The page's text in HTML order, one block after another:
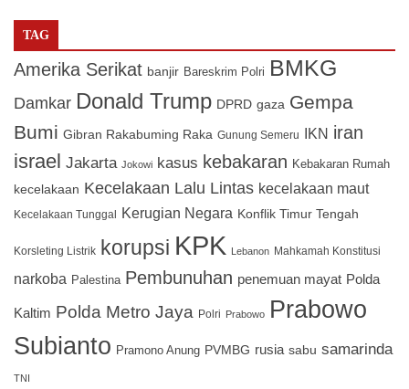
TAG
Amerika Serikat banjir Bareskrim Polri BMKG
Damkar Donald Trump DPRD gaza Gempa
Bumi Gibran Rakabuming Raka Gunung Semeru IKN iran
israel Jakarta Jokowi kasus kebakaran Kebakaran Rumah
kecelakaan Kecelakaan Lalu Lintas kecelakaan maut
Kecelakaan Tunggal Kerugian Negara Konflik Timur Tengah
Korsleting Listrik korupsi KPK Lebanon Mahkamah Konstitusi
narkoba Palestina Pembunuhan penemuan mayat Polda
Kaltim Polda Metro Jaya Polri Prabowo Prabowo
Subianto Pramono Anung PVMBG rusia sabu samarinda
TNI